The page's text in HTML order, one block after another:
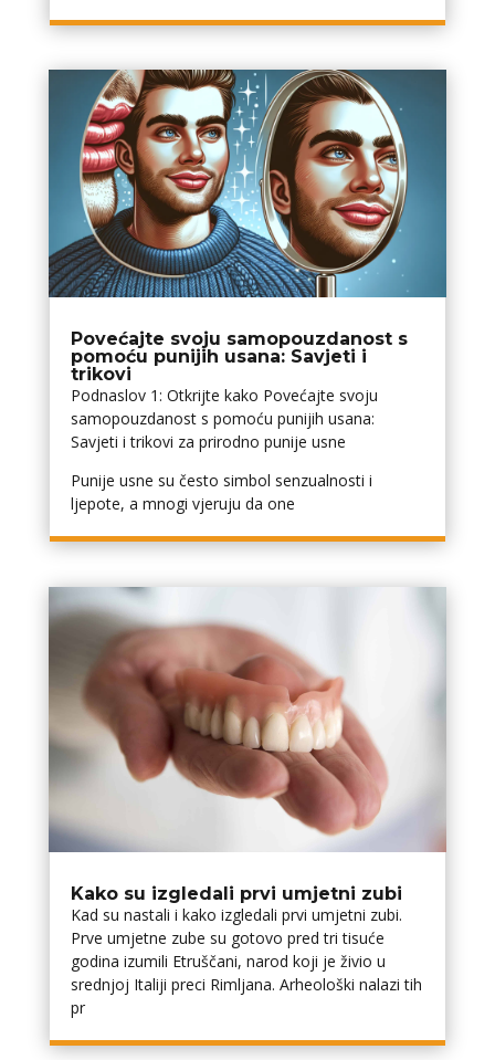
Povećajte svoju samopouzdanost s
pomoću punijih usana: Savjeti i
trikovi
Podnaslov 1: Otkrijte kako Povećajte svoju
samopouzdanost s pomoću punijih usana:
Savjeti i trikovi za prirodno punije usne
Punije usne su često simbol senzualnosti i
ljepote, a mnogi vjeruju da one
Kako su izgledali prvi umjetni zubi
Kad su nastali i kako izgledali prvi umjetni zubi.
Prve umjetne zube su gotovo pred tri tisuće
godina izumili Etruščani, narod koji je živio u
srednjoj Italiji preci Rimljana. Arheološki nalazi tih
pr